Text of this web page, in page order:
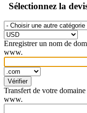
Sélectionnez la
Enregistrer un nom de
www.
Vérifier
Transfert de votre
www.